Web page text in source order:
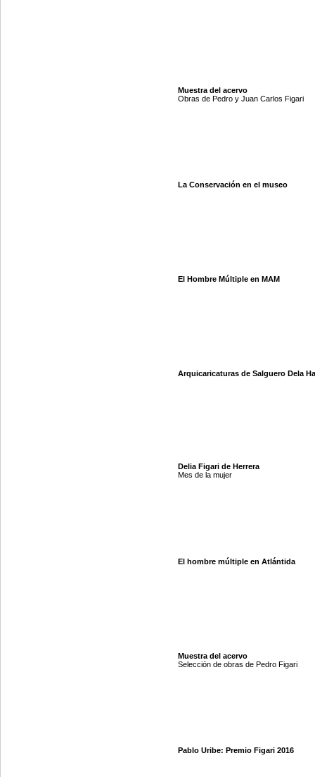
Muestra del acervo
Obras de Pedro y Juan Carlos Figari
La Conservación en el museo
El Hombre Múltiple en MAM
Arquicaricaturas de Salguero Dela
Delia Figari de Herrera
Mes de la mujer
El hombre múltiple en Atlántida
Muestra del acervo
Selección de obras de Pedro Figari
Pablo Uribe: Premio Figari 2016